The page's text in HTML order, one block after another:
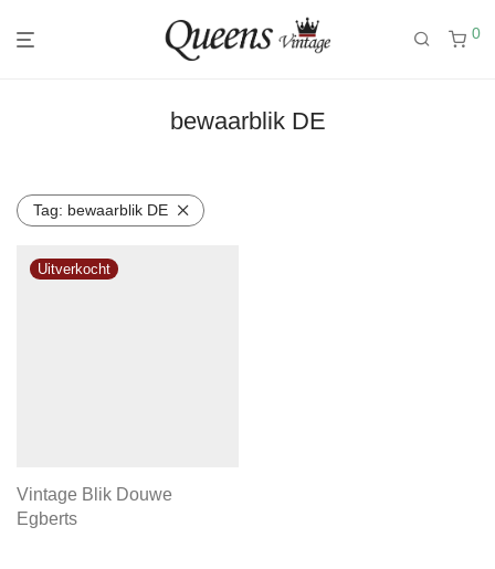
0
bewaarblik DE
Tag: bewaarblik DE
Vintage Blik Douwe
Egberts